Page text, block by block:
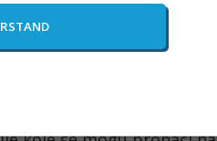
recenzija jeste
sadržaja. Promotivni
iskustva, što